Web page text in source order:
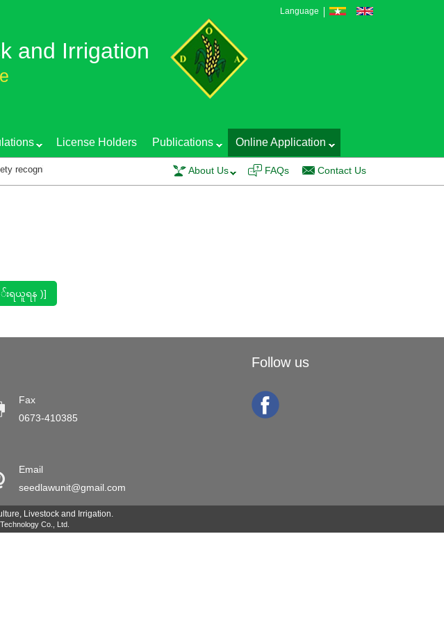
Language
and Irrigation
License Holders Publications Online Application
certificate Training course on EGS Production Technology and Seed Quality Control
About Us FAQs Contact Us
း‌ရယူရန )]
Fax
0673-410385
Email
seedlawunit@gmail.com
Follow us
Livestock and Irrigation.
Co., Ltd.